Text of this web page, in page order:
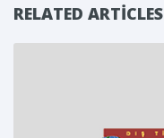
RELATED ARTICLES